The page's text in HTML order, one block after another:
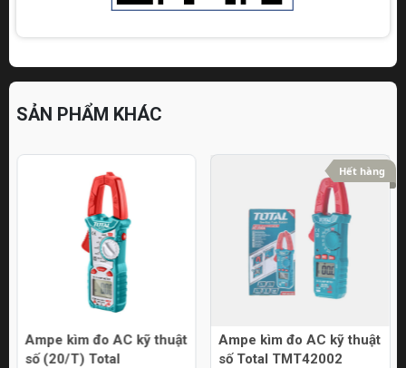
SẢN PHẨM KHÁC
Ampe kìm đo AC kỹ thuật
số (20/T) Total
Hết hàng
Ampe kìm đo AC kỹ thuật
số Total TMT42002